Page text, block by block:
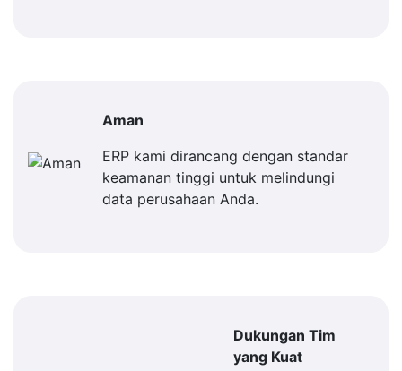
Aman
ERP kami dirancang dengan standar
keamanan tinggi untuk melindungi
data perusahaan Anda.
Dukungan Tim
yang Kuat